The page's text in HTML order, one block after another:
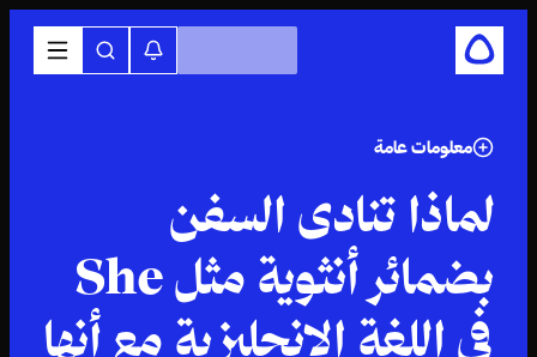
معلومات عامة
لماذا تنادى السفن
بضمائر أنثوية مثل She
في اللغة الإنجليزية مع أنها